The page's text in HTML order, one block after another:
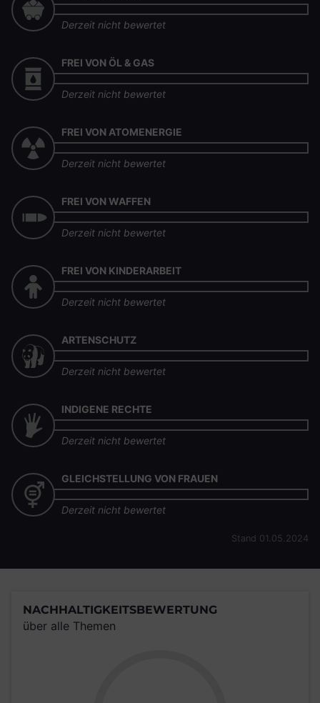
Derzeit nicht bewertet
FREI VON ÖL & GAS
Derzeit nicht bewertet
FREI VON ATOMENERGIE
Derzeit nicht bewertet
FREI VON WAFFEN
Derzeit nicht bewertet
FREI VON KINDERARBEIT
Derzeit nicht bewertet
ARTENSCHUTZ
Derzeit nicht bewertet
INDIGENE RECHTE
Derzeit nicht bewertet
GLEICHSTELLUNG VON FRAUEN
Derzeit nicht bewertet
Stand 01.05.2024
NACHHALTIGKEITSBEWERTUNG
über alle Themen